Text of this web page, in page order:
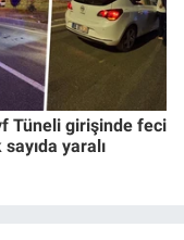
Tüneli girişinde feci
yaralı